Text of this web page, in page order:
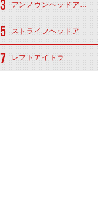
アンノウンヘッドアーマー
ストライフヘッドアーマー
レフトアイトラ